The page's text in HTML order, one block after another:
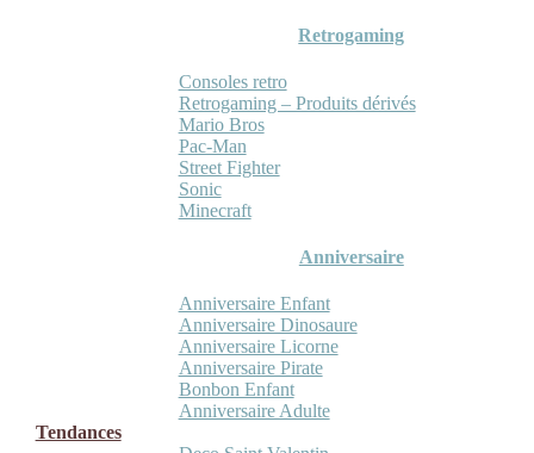
Retrogaming
Consoles retro
Retrogaming – Produits dérivés
Mario Bros
Pac-Man
Street Fighter
Sonic
Minecraft
Anniversaire
Anniversaire Enfant
Anniversaire Dinosaure
Anniversaire Licorne
Anniversaire Pirate
Bonbon Enfant
Anniversaire Adulte
Tendances